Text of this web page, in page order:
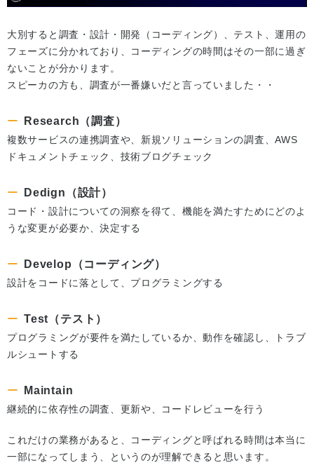
大別すると調査・設計・開発（コーディング）、テスト、運用の
フェーズに分かれており、コーディングの時間はその一部に過ぎ
ないことが分かります。
スピーカの方も、調査が一番嫌いだと言っていました・・
Research（調査）
複数サービスの連携調査や、新規ソリューションの調査、AWS
ドキュメントチェック、技術ブログチェック
Dedign（設計）
コード・設計についての洞察を得て、機能を満たすためにどのよ
うな変更が必要か、決定する
Develop（コーディング）
設計をコードに落として、プログラミングする
Test（テスト）
プログラミングが要件を満たしているか、動作を確認し、トラブ
ルシュートする
Maintain
継続的に依存性の調査、更新や、コードレビューを行う
これだけの業務があると、コーディングと呼ばれる時間は本当に
一部になってしまう、というのが理解できると思います。